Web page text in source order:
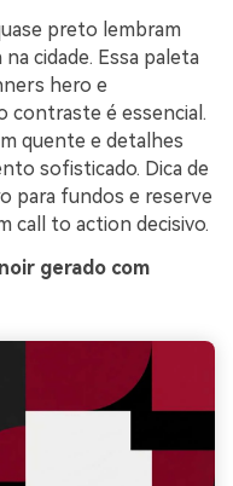
preto lembram
cidade. Essa paleta
hero e
contraste é essencial.
quente e detalhes
sofisticado. Dica de
para fundos e reserve
call to action decisivo.
gerado com